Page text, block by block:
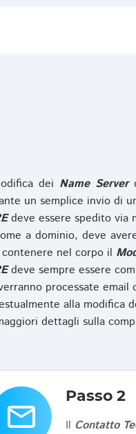
dei Name Server
un semplice invio di
deve essere spedito via
a dominio, deve
nel corpo il
deve sempre essere
processate
alla modifica
dettagli sulla
email
Passo 2
Il Contatto